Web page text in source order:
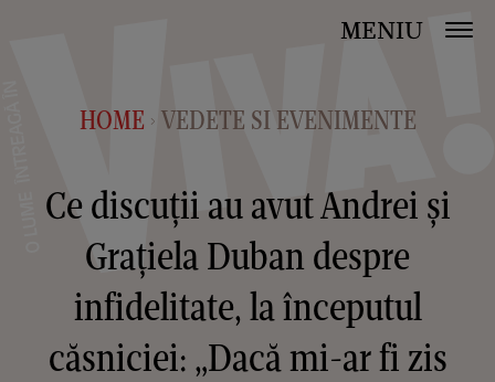
MENIU
HOME > VEDETE SI EVENIMENTE
Ce discuții au avut Andrei și
Grațiela Duban despre
infidelitate, la începutul
căsniciei: „Dacă mi-ar fi zis